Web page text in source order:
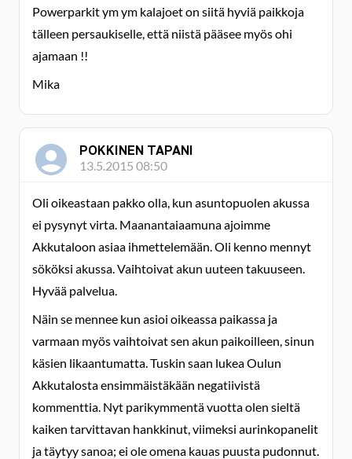
Powerparkit ym ym kalajoet on siitä hyviä paikkoja
tälleen persaukiselle, että niistä pääsee myös ohi
ajamaan !!
Mika
POKKINEN TAPANI
13.5.2015 08:50
Oli oikeastaan pakko olla, kun asuntopuolen akussa
ei pysynyt virta. Maanantaiaamuna ajoimme
Akkutaloon asiaa ihmettelemään. Oli kenno mennyt
sököksi akussa. Vaihtoivat akun uuteen takuuseen.
Hyvää palvelua.
Näin se mennee kun asioi oikeassa paikassa ja
varmaan myös vaihtoivat sen akun paikoilleen, sinun
käsien likaantumatta. Tuskin saan lukea Oulun
Akkutalosta ensimmäistäkään negatiivistä
kommenttia. Nyt parikymmentä vuotta olen sieltä
kaiken tarvittavan hankkinut, viimeksi aurinkopanelit
ja täytyy sanoa; ei ole omena kauas puusta pudonnut.